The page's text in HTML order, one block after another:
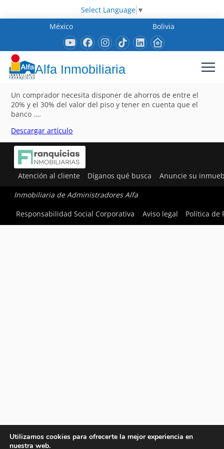
Select Language ▼
México
Bolivia
Alfa Inmobiliaria
Un comprador necesita disponer de ahorros de entre el
20% y el 30% del valor del piso y tener en cuenta que el
banco ….
Descargar artículo
Atención al cliente Díganos qué busca Anuncie su
Inmobiliaria de Administradores Alfa
Responsabilidad Social Corporativa
Aviso legal Política de
Utilizamos cookies para ofrecerte la mejor experiencia en
nuestra web.